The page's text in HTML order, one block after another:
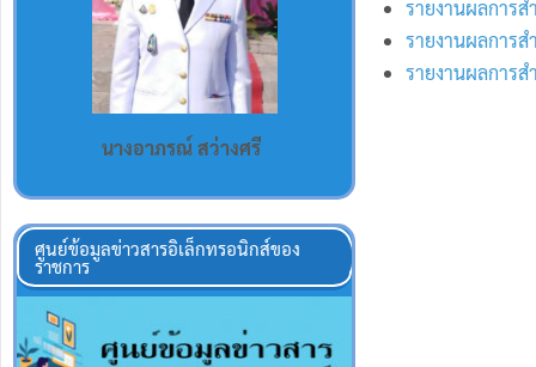
รายงานผลการ
รายงานผลการ
รายงานผลการ
นางอาภรณ์ สว่างศรี
ศูนย์ข้อมูลข่าวสารอิเล็กทรอนิกส์ของ
ราชการ